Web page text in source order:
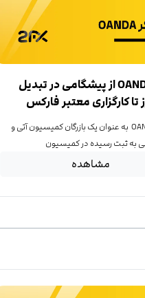
بروکر OANDA از پیشگامی در تبدیل
تا کارگزاری معتبر فارکس
شرکت OANDA به عنوان یک بازرگان کمیسیون آتی و
به ثبت رسیده در کمیسیون
مشاهده